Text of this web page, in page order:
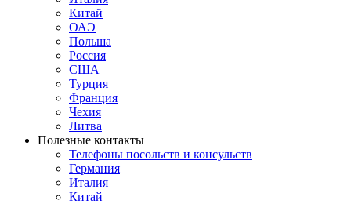
Китай
ОАЭ
Польша
Россия
США
Турция
Франция
Чехия
Литва
Полезные контакты
Телефоны посольств и консульств
Германия
Италия
Китай